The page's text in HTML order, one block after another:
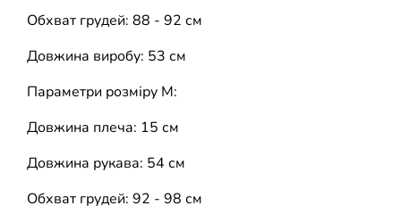
Обхват грудей: 88 - 92 см
Довжина виробу: 53 см
Параметри розміру М:
Довжина плеча: 15 см
Довжина рукава: 54 см
Обхват грудей: 92 - 98 см